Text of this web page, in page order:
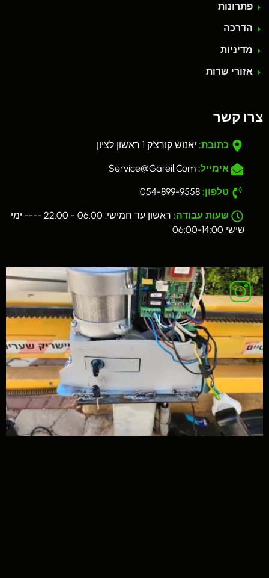
פתרונות
הדרכה
מדיניות
אזורי שרות
צרו קשר
כתובת: יאנוש קורצ'ק 1 ראשון לציון
אימייל:
טלפון:
שעות עבודה:
ראשון עד חמישי: 06.00 - 22.00 ---- ימי
שישי 06:00-14:00